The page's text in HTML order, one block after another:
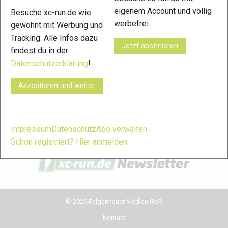
xc-run.de in den sozialen Netzwerken
facebookinstagramyoutubeuser-
circle
xc-run.de Newsletter Anmeldung
dich für unseren Newsletter an. Während der Saison erhältst
du damit regelmäßig die wichtigsten News und Themen in
dein Postfach. Einfach hier anmelden:
© 2026 Felgenhauer Medien GbR
Kontakt
Besuche xc-run.de wie
gewohnt mit Werbung und
Tracking. Alle Infos dazu
findest du in der
Datenschutzerklärung!
Akzeptieren und weiter
eigenem Account und völlig
werbefrei.
Jetzt abonnieren
ImpressumDatenschutzAbo verwalten
Schon registriert? Hier anmelden